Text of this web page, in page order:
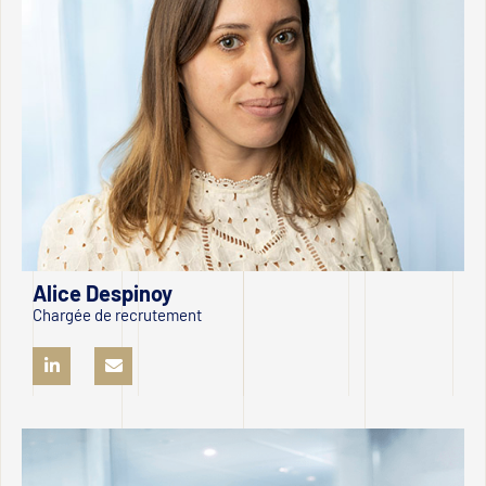
Alice Despinoy
Chargée de recrutement